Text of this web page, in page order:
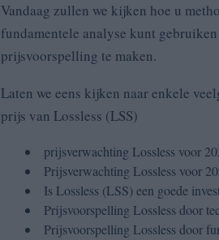
Vandaag zullen we kijken hoe u
fundamentele analyse kunt
prijsvoorspelling te maken.
Laten we eens kijken naar enkele
prijs van Lossless (LSS)
prijsverwachting Lossless voor
Prijsverwachting Lossless voor
Is Lossless (LSS) een goede
Prijsvoorspelling Losslessdoor
Prijsvoorspelling Losslessdoor